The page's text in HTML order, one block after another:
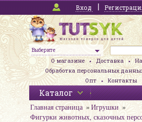
Вход
Выберите
О магазине Доставка
Обработка персональных
Опт
Контакты
Каталог
Главная страница
Игрушки
Фигурки животных, сказочных